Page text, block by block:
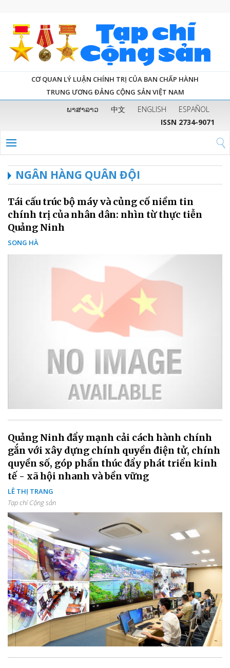
CƠ QUAN LÝ LUẬN CHÍNH TRỊ CỦA BAN CHẤP HÀNH
TRUNG ƯƠNG ĐẢNG CỘNG SẢN VIỆT NAM
ພາສາລາວ 中文 ENGLISH
ESPAÑOL
ISSN 2734-9071
NGÂN HÀNG QUÂN ĐỘI
Tái cấu trúc bộ máy và củng cố niềm tin
chính trị của nhân dân: nhìn từ thực tiễn
Quảng Ninh
SONG HÀ
Quảng Ninh đẩy mạnh cải cách hành chính
gắn với xây dựng chính quyền điện tử, chính
quyền số, góp phần thúc đẩy phát triển kinh
tế - xã hội nhanh và bền vững
LÊ THỊ TRANG
Tạp chí Cộng sản